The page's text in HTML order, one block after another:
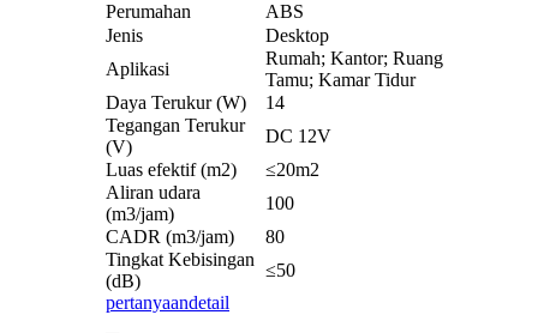
Perumahan
ABS
Jenis
Desktop
Aplikasi
Rumah; Kantor; Ruang
Tamu; Kamar Tidur
Daya Terukur (W)
14
Tegangan Terukur
(V)
DC 12V
Luas efektif (m2)
≤20m2
Aliran udara
(m3/jam)
100
CADR (m3/jam)
80
Tingkat Kebisingan
(dB)
≤50
pertanyaandetail